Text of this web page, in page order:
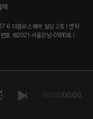
6 더블유스퀘어 빌딩 2층 | 연락
호 제2021-서울강남-01810호 |
00:00/00:00